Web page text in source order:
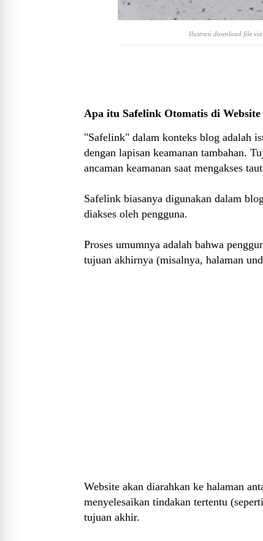
Ilustrasi download file
Apa itu Safelink Otomatis di
"Safelink" dalam konteks blog adalah
dengan lapisan keamanan tambahan.
ancaman keamanan saat mengakses
Safelink biasanya digunakan dalam
diakses oleh pengguna.
Proses umumnya adalah bahwa
tujuan akhirnya (misalnya, halaman
Website akan diarahkan ke halaman
menyelesaikan tindakan tertentu
tujuan akhir.